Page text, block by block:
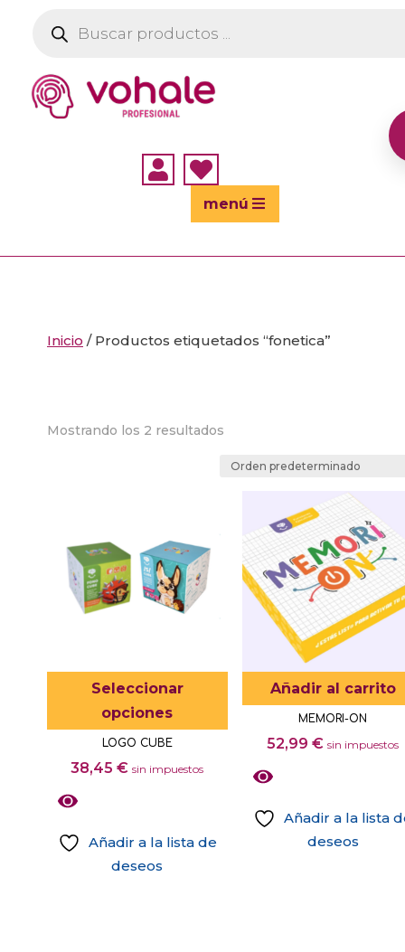
productos
 
menú
Inicio / Productos etiquetados “fonetica”
Mostrando los 2 resultados
Seleccionar
opciones
producto
tiene
múltiples
variantes.
opciones
LOGO CUBE
38,45€ sin impuestos
Añadir a la lista de
deseos
Añadir al carrito
MEMORI-ON
52,99€ sin impuestos
Añadir a la lista
deseos